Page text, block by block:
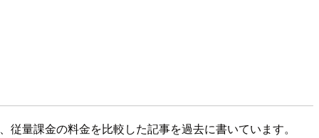
量課金の料金を比較した記事を過去に書いています。